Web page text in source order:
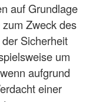
auf Grundlage
Zweck des
Sicherheit
um
aufgrund
einer